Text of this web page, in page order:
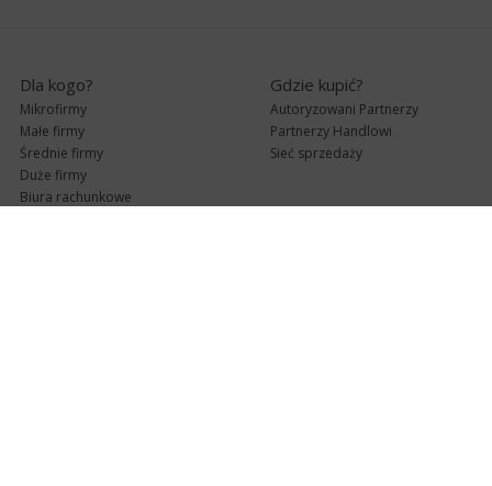
Dla kogo?
Mikrofirmy
Małe firmy
Średnie firmy
Duże firmy
Biura rachunkowe
Gdzie kupić?
Autoryzowani Partnerzy
Partnerzy Handlowi
Sieć sprzedaży